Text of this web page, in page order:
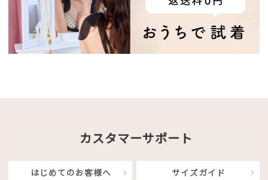
カスタマーサポート
はじめてのお客様へ サイズガイド